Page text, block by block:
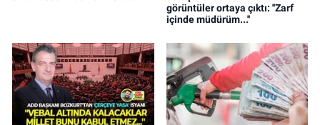
görüntüler ortaya çıktı: ''Zarf
içinde müdürüm...''